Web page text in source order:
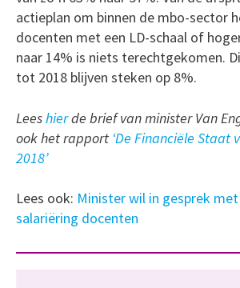
actieplan om binnen de mbo-sector
docenten met een LD-schaal of
naar 14% is niets terechtgekomen.
tot 2018 blijven steken op 8%.
Leeshierde brief van minister Van
ook het rapport ‘De Financiële Staat
2018’
Lees ook: Minister wil in gesprek
salariëring docenten